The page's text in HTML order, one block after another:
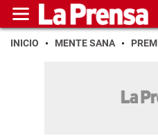
INICIO MENTE SANA